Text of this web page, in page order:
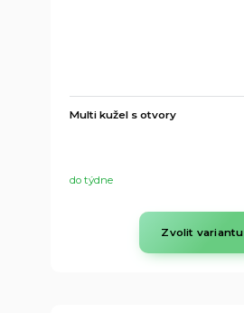
Multi kužel s otvory
do týdne
Zvolit variantu